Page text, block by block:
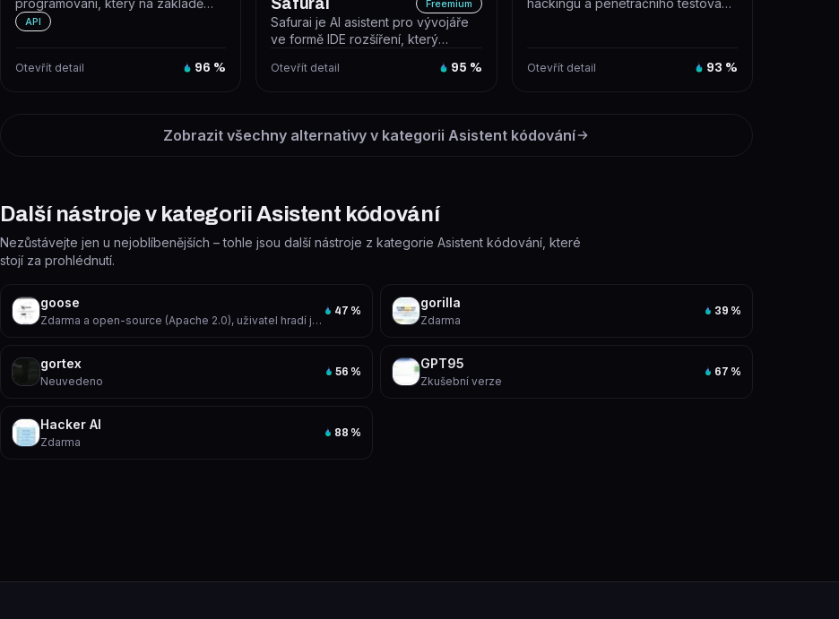
programování, který na základě
textového dotazu generuje
API
Otevřít detail 96 %
Safurai Freemium
Safurai je AI asistent pro vývojáře
ve formě IDE rozšíření, který
Otevřít detail 95 %
hackingu a penetračního testování
Otevřít detail 93 %
Zobrazit všechny alternativy v kategorii Asistent kódování
Další nástroje v kategorii Asistent kódování
Nezůstávejte jen u nejoblíbenějších – tohle jsou další nástroje z kategorie Asistent kódování, které
stojí za prohlédnutí.
goose
Zdarma a open-source (Apache 2.0), uživatel hradí jen náklady na LLM API
47 %
gorilla
Zdarma
39 %
gortex
Neuvedeno
56 %
GPT95
Zkušební verze
67 %
Hacker AI
Zdarma
88 %